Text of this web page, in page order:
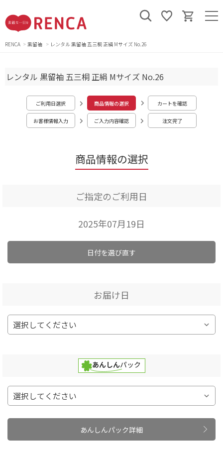
RENCA 黒留袖 レンタル 黒留袖 五三桐 正絹 Mサイズ No.26
商品情報の選択
レンタル 黒留袖 五三桐 正絹 Mサイズ No.26
ご利用日選択 商品情報の選択 カートを確認
お客様情報入力 ご入力内容確認 注文完了
ご指定のご利用日
2025年07月19日
日付を選び直す
お届け日
あんしんパック詳細